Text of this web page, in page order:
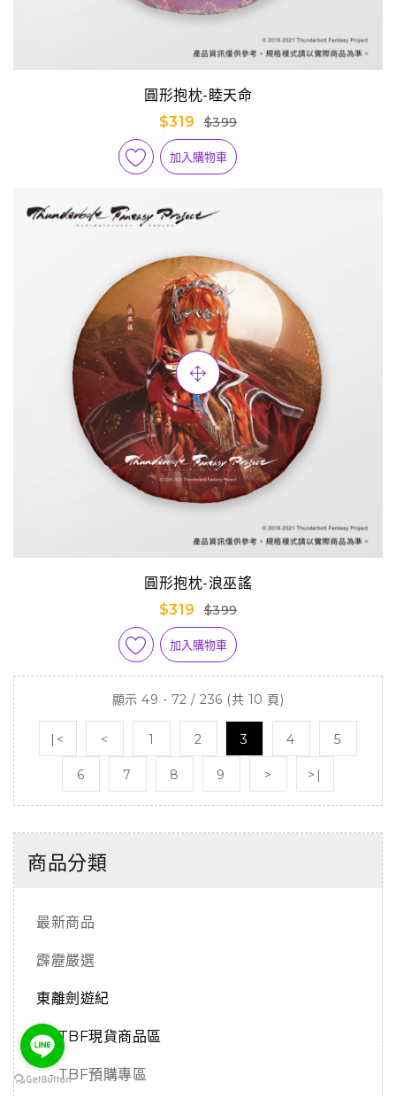
圓形抱枕-睦天命
$319
$399
加入購物車
圓形抱枕-浪巫謠
$319
$399
加入購物車
顯示 49 - 72 / 236 (共 10 頁)
|< < 1 2 3 4 5
6 7 8 9 > >|
商品分類
最新商品
霹靂嚴選
東離劍遊紀
- TBF現貨商品區
- TBF預購專區